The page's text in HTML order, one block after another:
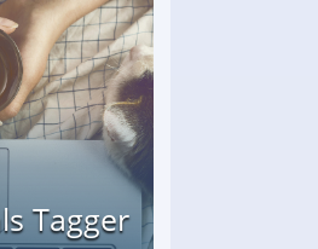
Tagger